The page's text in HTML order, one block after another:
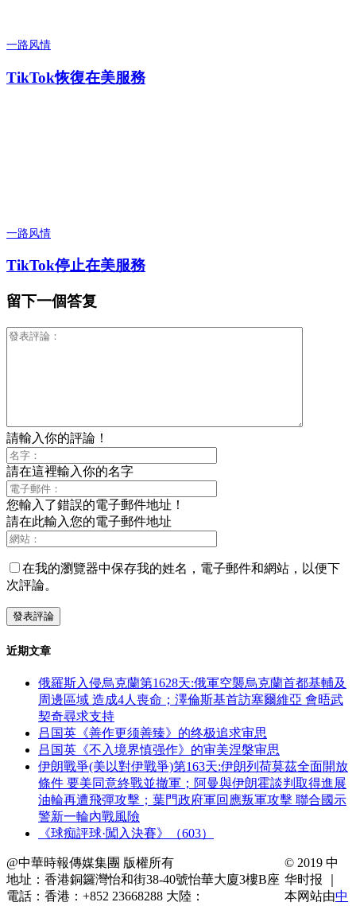
一路风情
TikTok恢復在美服務
一路风情
TikTok停止在美服務
留下一個答复
請輸入你的評論！
請在這裡輸入你的名字
您輸入了錯誤的電子郵件地址！
請在此輸入您的電子郵件地址
在我的瀏覽器中保存我的姓名，電子郵件和網站，以便下
次評論。
近期文章
俄羅斯入侵烏克蘭第1628天:俄軍空襲烏克蘭首都基輔及
周邊區域 造成4人喪命；澤倫斯基首訪塞爾維亞 會晤武
契奇尋求支持
吕国英《善作更须善臻》的终极追求审思
吕国英《不入境界慎强作》的审美涅槃审思
伊朗戰爭(美以對伊戰爭)第163天:伊朗列荷莫茲全面開放
條件 要美同意終戰並撤軍；阿曼與伊朗霍談判取得進展
油輪再遭飛彈攻擊；葉門政府軍回應叛軍攻擊 聯合國示
警新一輪內戰風險
《球痴評球·闖入決賽》（603）
@中華時報傳媒集團 版權所有
地址：香港銅鑼灣怡和街38-40號怡華大廈3樓B座
電話：香港：+852 23668288 大陸：
© 2019 中
华时报 ｜
本网站由中